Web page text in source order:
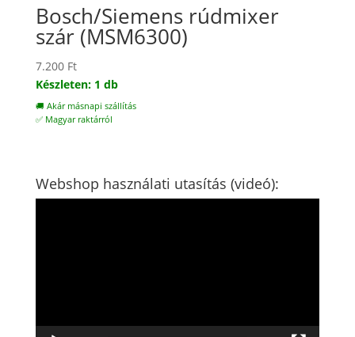
Bosch/Siemens rúdmixer
szár (MSM6300)
7.200 Ft
Készleten: 1 db
🚚 Akár másnapi szállítás
✅ Magyar raktárról
Webshop használati utasítás (videó):